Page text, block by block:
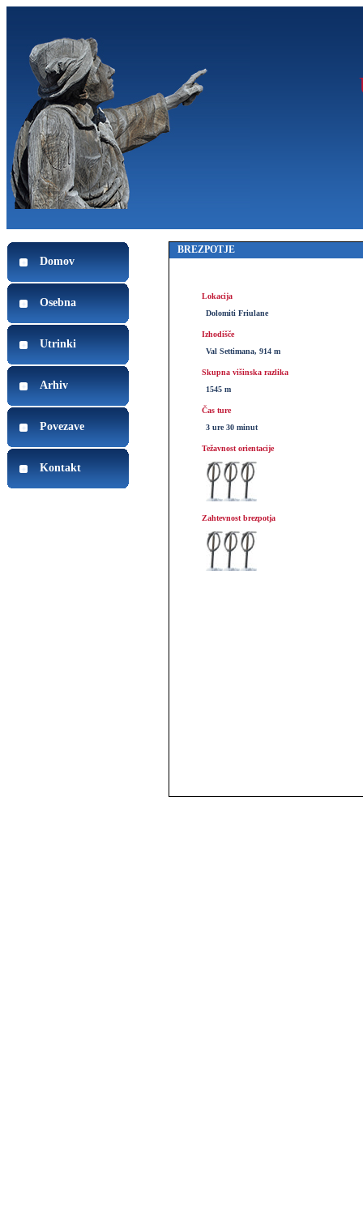
Domov
Osebna
Utrinki
Arhiv
Povezave
Kontakt
BREZPOTJE
Lokacija
Dolomiti Friulane
Izhodišče
Val Settimana, 914 m
Skupna višinska razlika
1545 m
Čas ture
3 ure 30 minut
Težavnost orientacije
Zahtevnost brezpotja